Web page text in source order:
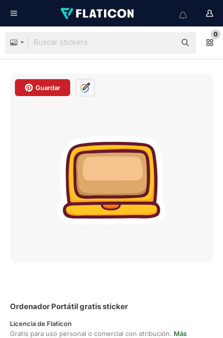
0
Guardar
Ordenador Portátil gratis sticker
Licencia de Flaticon
Gratis para uso personal o comercial con atribución. Más